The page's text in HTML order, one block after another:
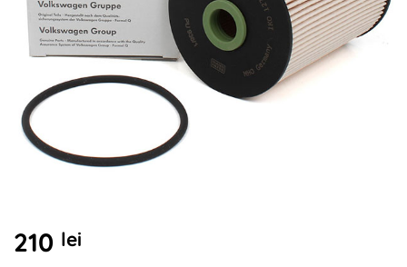
210 lei